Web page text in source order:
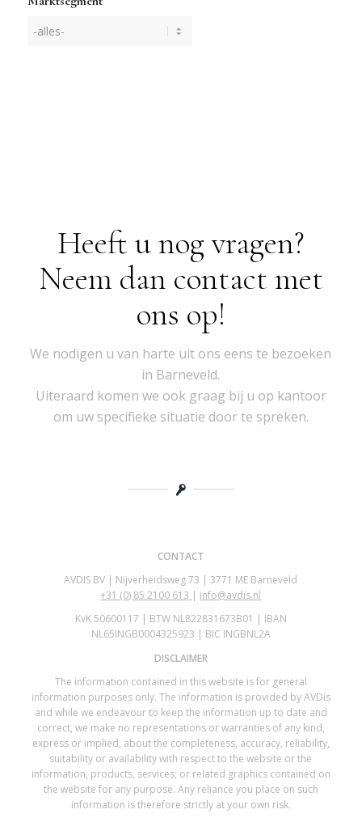
Heeft u nog vragen?
Neem dan contact met
ons op!
We nodigen u van harte uit ons eens te bezoeken
in Barneveld.
Uiteraard komen we ook graag bij u op kantoor
om uw specifieke situatie door te spreken.
CONTACT
AVDIS BV | Nijverheidsweg 73 | 3771 ME Barneveld
+31 (0) 85 2100 613 | info@avdis.nl
KvK 50600117 | BTW NL822831673B01 | IBAN
NL65INGB0004325923 | BIC INGBNL2A
DISCLAIMER
The information contained in this website is for general
information purposes only. The information is provided by AVDis
and while we endeavour to keep the information up to date and
correct, we make no representations or warranties of any kind,
express or implied, about the completeness, accuracy, reliability,
suitability or availability with respect to the website or the
information, products, services, or related graphics contained on
the website for any purpose. Any reliance you place on such
information is therefore strictly at your own risk.